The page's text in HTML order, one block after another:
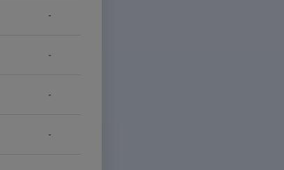
-
-
-
-